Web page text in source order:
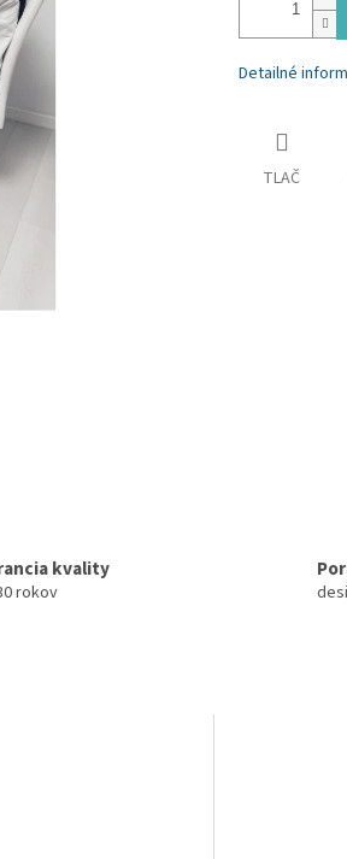
Detailné
TLAČ
kvality
rokov